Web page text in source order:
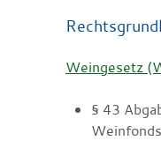
Weingesetz
§ 43
Weinfonds